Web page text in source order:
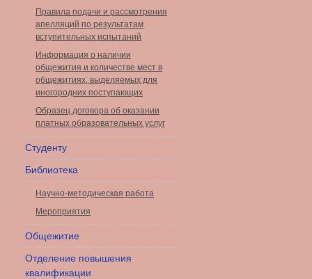
Правила подачи и рассмотрения
апелляций по результатам
вступительных испытаний
Информация о наличии
общежития и количестве мест в
общежитиях, выделяемых для
иногородних поступающих
Образец договора об оказании
платных образовательных услуг
Студенту
Библиотека
Научно-методическая работа
Мероприятия
Общежитие
Отделение повышения
квалификации